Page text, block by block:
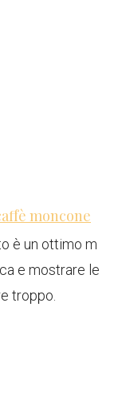
moncone
è un ottimo m
e mostrare le
troppo.